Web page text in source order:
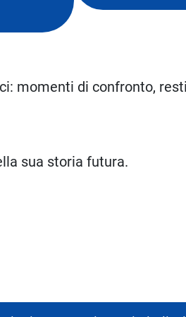
momenti di confronto,
sua storia futura.